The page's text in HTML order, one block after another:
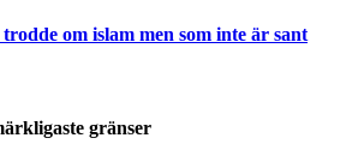
om islam men som inte är sant
gränser